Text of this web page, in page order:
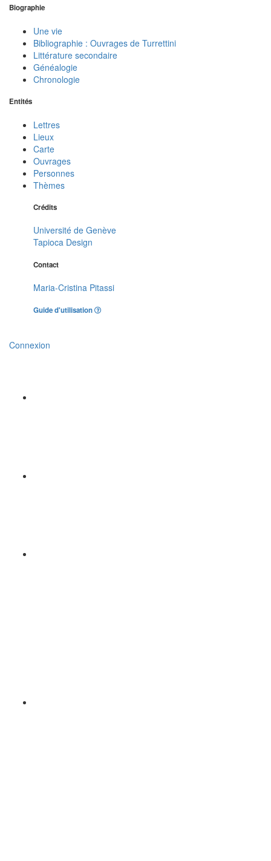
Biographie
Une vie
Bibliographie : Ouvrages de Turrettini
Littérature secondaire
Généalogie
Chronologie
Entités
Lettres
Lieux
Carte
Ouvrages
Personnes
Thèmes
Crédits
Université de Genève
Tapioca Design
Contact
Maria-Cristina Pitassi
Guide d'utilisation
Connexion